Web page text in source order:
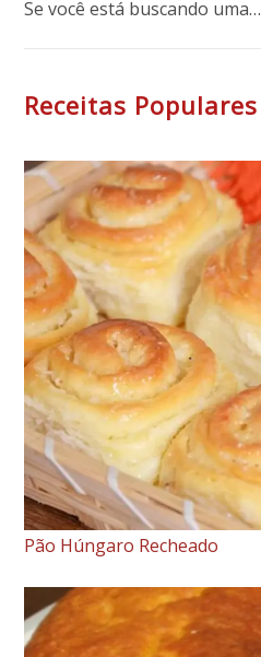
Se você está buscando uma…
Receitas Populares
Pão Húngaro Recheado